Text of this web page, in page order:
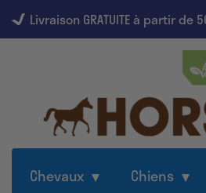
Livraison GRATUITE à partir de
Chevaux Chiens